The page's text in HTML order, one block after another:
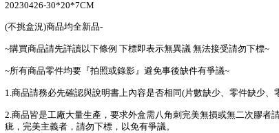
20230426-30*20*7CM
(不挑盒況)商品均全新品-
~購買商品請先詳讀以下條例 下標即表示無異議 無法接受請勿下標~
~所有商品零件均要『拍照或錄影』避免事後缺件有爭議~
1.商品請務必先確認與說明書上內容是否相同(片數缺少、零件缺少、
2.商品皆是工廠大量生產，要求外盒需八角刺完美無損或無二次膠者
疵，完美主義者，請勿下標，以免有爭議。